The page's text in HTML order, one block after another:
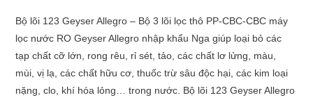
Bộ lõi 123 Geyser Allegro – Bộ 3 lõi lọc thô PP-CBC-CBC máy
lọc nước RO Geyser Allegro nhập khẩu Nga giúp loại bỏ các
tạp chất cỡ lớn, rong rêu, rỉ sét, tảo, các chất lơ lửng, màu,
mùi, vị lạ, các chất hữu cơ, thuốc trừ sâu độc hại, các kim loại
nặng, clo, khí hóa lỏng… trong nước. Bộ lõi 123 Geyser Allegro